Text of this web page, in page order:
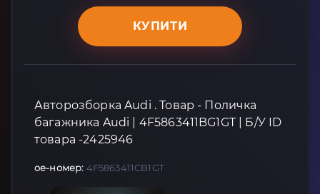
КУПИТИ
Авторозборка Audi . Товар - Поличка
багажника Audi | 4F5863411BG1GT | Б/У ID
товара -2425946
oe-номер: 4F5863411CB1GT